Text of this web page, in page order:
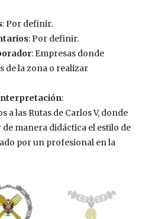
: Por definir.
: Por definir.
: Empresas donde
de la zona o realizar
:
a las Rutas de Carlos V, donde
manera didáctica el estilo de
por un profesional en la